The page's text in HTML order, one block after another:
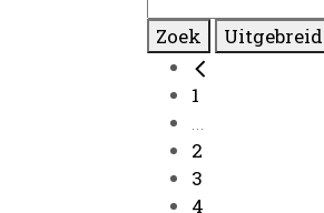
Zoek
1
...
2
3
4